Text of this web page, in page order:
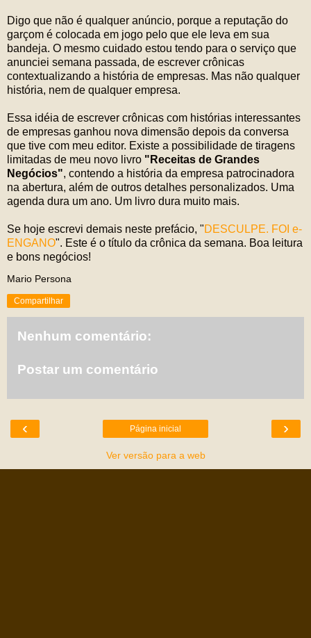
Digo que não é qualquer anúncio, porque a reputação do
garçom é colocada em jogo pelo que ele leva em sua
bandeja. O mesmo cuidado estou tendo para o serviço que
anunciei semana passada, de escrever crônicas
contextualizando a história de empresas. Mas não qualquer
história, nem de qualquer empresa.
Essa idéia de escrever crônicas com histórias interessantes
de empresas ganhou nova dimensão depois da conversa
que tive com meu editor. Existe a possibilidade de tiragens
limitadas de meu novo livro "Receitas de Grandes
Negócios", contendo a história da empresa patrocinadora
na abertura, além de outros detalhes personalizados. Uma
agenda dura um ano. Um livro dura muito mais.
Se hoje escrevi demais neste prefácio, "DESCULPE. FOI e-
ENGANO". Este é o título da crônica da semana. Boa leitura
e bons negócios!
Mario Persona
Compartilhar
Nenhum comentário:
Postar um comentário
‹ ›
Página inicial
Ver versão para a web